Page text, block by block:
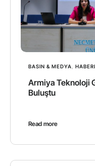
BASIN & MEDYA
Armiya Teknoloji
Buluştu
Read more